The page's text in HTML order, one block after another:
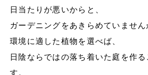
日当たりが悪いからと、
ガーデニングをあきらめていません
環境に適した植物を選べば、
日陰ならではの落ち着いた庭を作る
す。